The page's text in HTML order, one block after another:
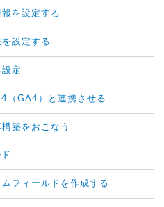
を設定する
設定する
定
（GA4）と連携させる
築をおこなう
フィールドを作成する